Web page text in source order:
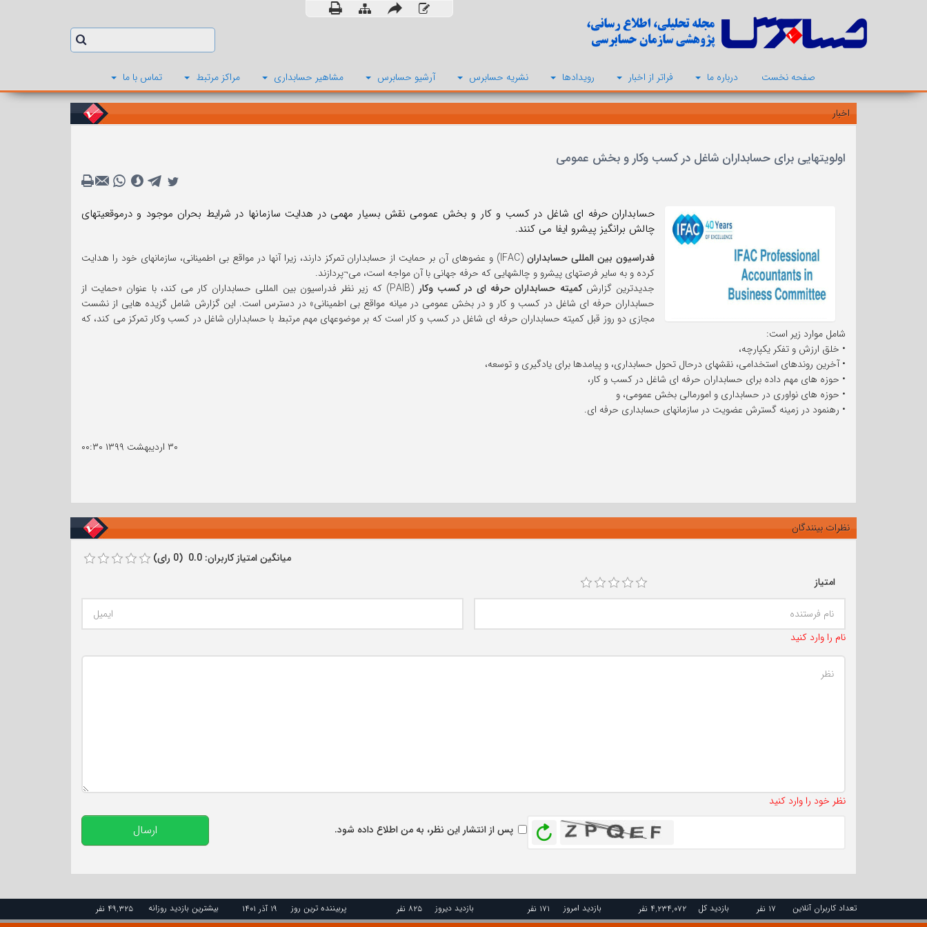
صفحه نخست درباره ما فراتر از اخبار رویدادها نشریه حسابرس آرشیو حسابرس مشاهیر حسابداری مراکز مرتبط تماس با ما
اخبار
اولویتهایی برای حسابداران شاغل در کسب وکار و بخش عمومی
حسابداران حرفه ای شاغل در کسب و کار و بخش عمومی نقش بسیار مهمی در هدایت سازمانها در شرایط بحران موجود و درموقعیتهای
چالش برانگیز پیشرو ایفا می کنند.
فدراسیون بین المللی حسابداران
(IFAC) و عضوهای آن بر حمایت از حسابداران تمرکز دارند، زیرا آنها در مواقع بی اطمینانی، سازمانهای خود را هدایت
کرده و به سایر فرصتهای پیشرو و چالشهایی که حرفه جهانی با آن مواجه است، می¬پردازند.
جدیدترین گزارشکمیته حسابداران حرفه ای در کسب وکار
(PAIB) که زیر نظر فدراسیون بین المللی حسابداران کار می کند، با عنوان «حمایت از
حسابداران حرفه ای شاغل در کسب و کار و در بخش عمومی در میانه مواقع بی اطمینانی» در دسترس است. این گزارش شامل گزیده هایی از نشست
مجازی دو روز قبل کمیته حسابداران حرفه ای شاغل در کسب و کار است که بر موضوعهای مهم مرتبط با حسابداران شاغل در کسب وکار تمرکز می کند، که
شامل موارد زیر است:
• خلق ارزش و تفکر یکپارچه،
• آخرین روندهای استخدامی، نقشهای درحال تحول حسابداری، و پیامدها برای یادگیری و توسعه،
• حوزه های مهم داده برای حسابداران حرفه ای شاغل در کسب و کار،
• حوزه های نواوری در حسابداری و امورمالی بخش عمومی، و
• رهنمود در زمینه گسترش عضویت در سازمانهای حسابداری حرفه ای.
۳۰ اردیبهشت ۱۳۹۹ ۰۰:۳۰
نظرات بینندگان
میانگین امتیاز کاربران: 0.0 (0 رای)
امتیاز
نام را وارد کنید
نظر خود را وارد کنید
بازخوانیپس از انتشار این نظر، به من اطلاع داده شود. ارسال
تعداد کاربران آنلاین ۱۷ نفر بازدید کل ۴,۲۳۴,۰۷۲ نفر بازدید امروز ۱۷۱ نفر بازدید دیروز ۸۲۵ نفر پربیننده ترین روز ۱۹ آذر ۱۴۰۱ بیشترین بازدید روزانه ۴۹,۳۲۵ نفر